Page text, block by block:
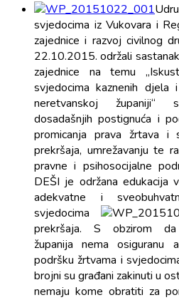
svjedocima iz Vukovara i
zajednice i razvoj civilnog
22.10.2015. održali
zajednice na temu
svjedocima kaznenih djela
neretvanskoj županiji“
dosadašnjih postignuća i
promicanja prava žrtava i
prekršaja, umrežavanju te
pravne i psihosocijalne
DEŠI je održana edukacija
adekvatne i
svjedocima
prekršaja. S obzirom da
županija nema osiguranu
podršku žrtvama i
brojni su građani zakinuti u
nemaju kome obratiti za